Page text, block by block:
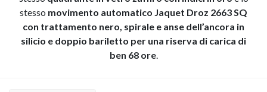
stesso movimento automatico Jaquet Droz 2663 SQ
con trattamento nero, spirale e anse dell’ancora in
silicio e doppio bariletto per una riserva di carica di
ben 68 ore.